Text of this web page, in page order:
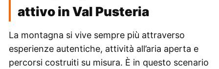
attivo in Val Pusteria
La montagna si vive sempre più attraverso
esperienze autentiche, attività all’aria aperta e
percorsi costruiti su misura. È in questo scenario